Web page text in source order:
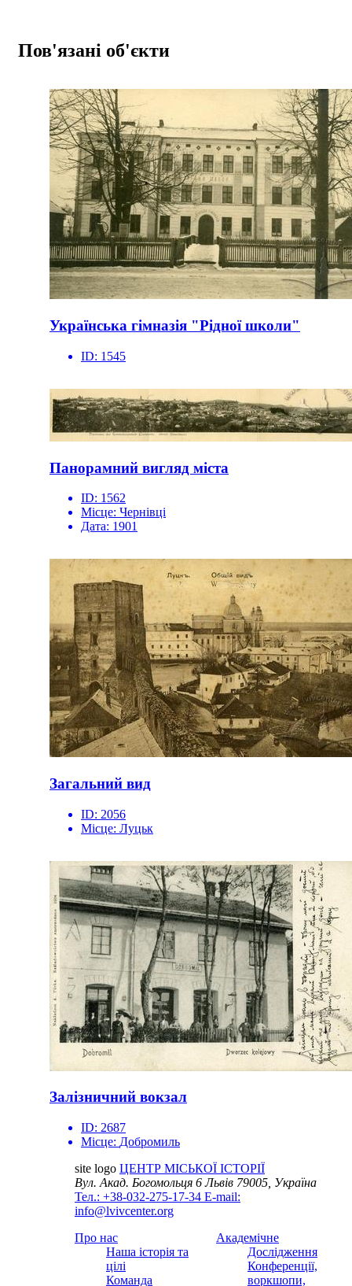
Пов'язані об'єкти
Українська гімназія "Рідної школи"
ID: 1545
Панорамний вигляд міста
ID: 1562
Місце: Чернівці
Дата: 1901
Загальний вид
ID: 2056
Місце: Луцьк
Залізничний вокзал
ID: 2687
Місце: Добромиль
site logo ЦЕНТР МІСЬКОЇ ІСТОРІЇ
Вул. Акад. Богомольця 6Львів 79005, Україна
Тел.: +38-032-275-17-34 E-mail:
info@lvivcenter.org
Про нас
Наша історія та
цілі
Команда
Академічне
Дослідження
Конференції,
воркшопи,